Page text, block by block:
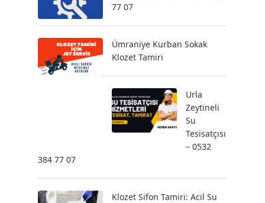
77 07
Ümraniye Kurban Sokak
Klozet Tamiri
Urla
Zeytineli
Su
Tesisatçısı
– 0532
384 77 07
Klozet Sifon Tamiri: Acil Su